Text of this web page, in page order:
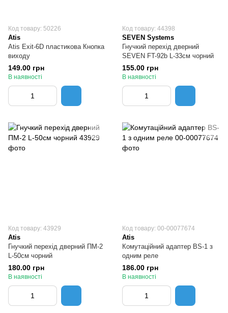
Код товару: 50226
Atis
Atis Exit-6D пластикова Кнопка
виходу
149.00 грн
В наявності
Код товару: 44398
SEVEN Systems
Гнучкий перехід дверний
SEVEN FT-92b L-33см чорний
155.00 грн
В наявності
Код товару: 43929
Atis
Гнучкий перехід дверний ПМ-2
L-50см чорний
180.00 грн
В наявності
Код товару: 00-00077674
Atis
Комутаційний адаптер BS-1 з
одним реле
186.00 грн
В наявності